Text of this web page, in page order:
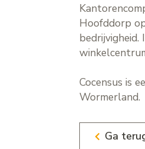
Hoofddorp
Cocensus is
Wormerland.
Ga